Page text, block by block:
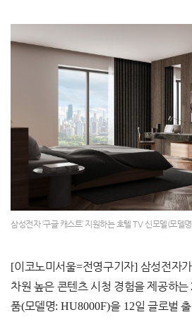
삼성전자 ‘구글 캐스트’ 지원하는 호텔 TV 신모델(모
[이코노미서울=전영구기자] 삼성전자가
차원 높은 콘텐츠 시청 경험을 제공하는
품(모델명: HU8000F)을 12일 글로벌